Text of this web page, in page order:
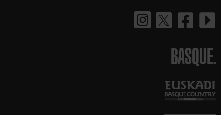
BASQUE.